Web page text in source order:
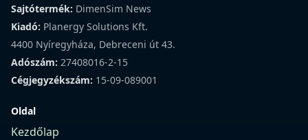
Sajtótermék: DimenSim News
Kiadó: Planergy Solutions Kft.
4400 Nyíregyháza, Debreceni út 43.
Adószám: 27408016-2-15
Cégjegyzékszám: 15-09-089001
Oldal
Kezdőlap